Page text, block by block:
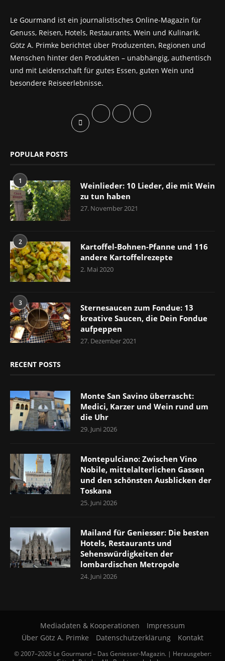
Le Gourmand ist ein journalistisches Online-Magazin für
Genuss, Reisen, Hotels, Restaurants, Wein und Kulinarik.
Götz A. Primke berichtet über Produzenten, Regionen und
Menschen hinter den Produkten – unabhängig, authentisch
und mit Leidenschaft für gutes Essen, guten Wein und
besondere Reiseerlebnisse.
POPULAR POSTS
1
Weinlieder: 10 Lieder, die mit Wein
zu tun haben
27. November 2021
2
Kartoffel-Bohnen-Pfanne und 116
andere Kartoffelrezepte
2. Mai 2020
3
Sternesaucen zum Fondue: 13
kreative Saucen, die Dein Fondue
aufpeppen
27. Dezember 2021
RECENT POSTS
Monte San Savino überrascht:
Medici, Karzer und Wein rund um
die Uhr
29. Juni 2026
Montepulciano: Zwischen Vino
Nobile, mittelalterlichen Gassen
und den schönsten Ausblicken der
Toskana
25. Juni 2026
Mailand für Geniesser: Die besten
Hotels, Restaurants und
Sehenswürdigkeiten der
lombardischen Metropole
24. Juni 2026
Mediadaten & Kooperationen
Impressum
Über Götz A. Primke
Datenschutzerklärung Kontakt
© 2007–2026 Le Gourmand – Das Geniesser-Magazin. | Herausgeber: